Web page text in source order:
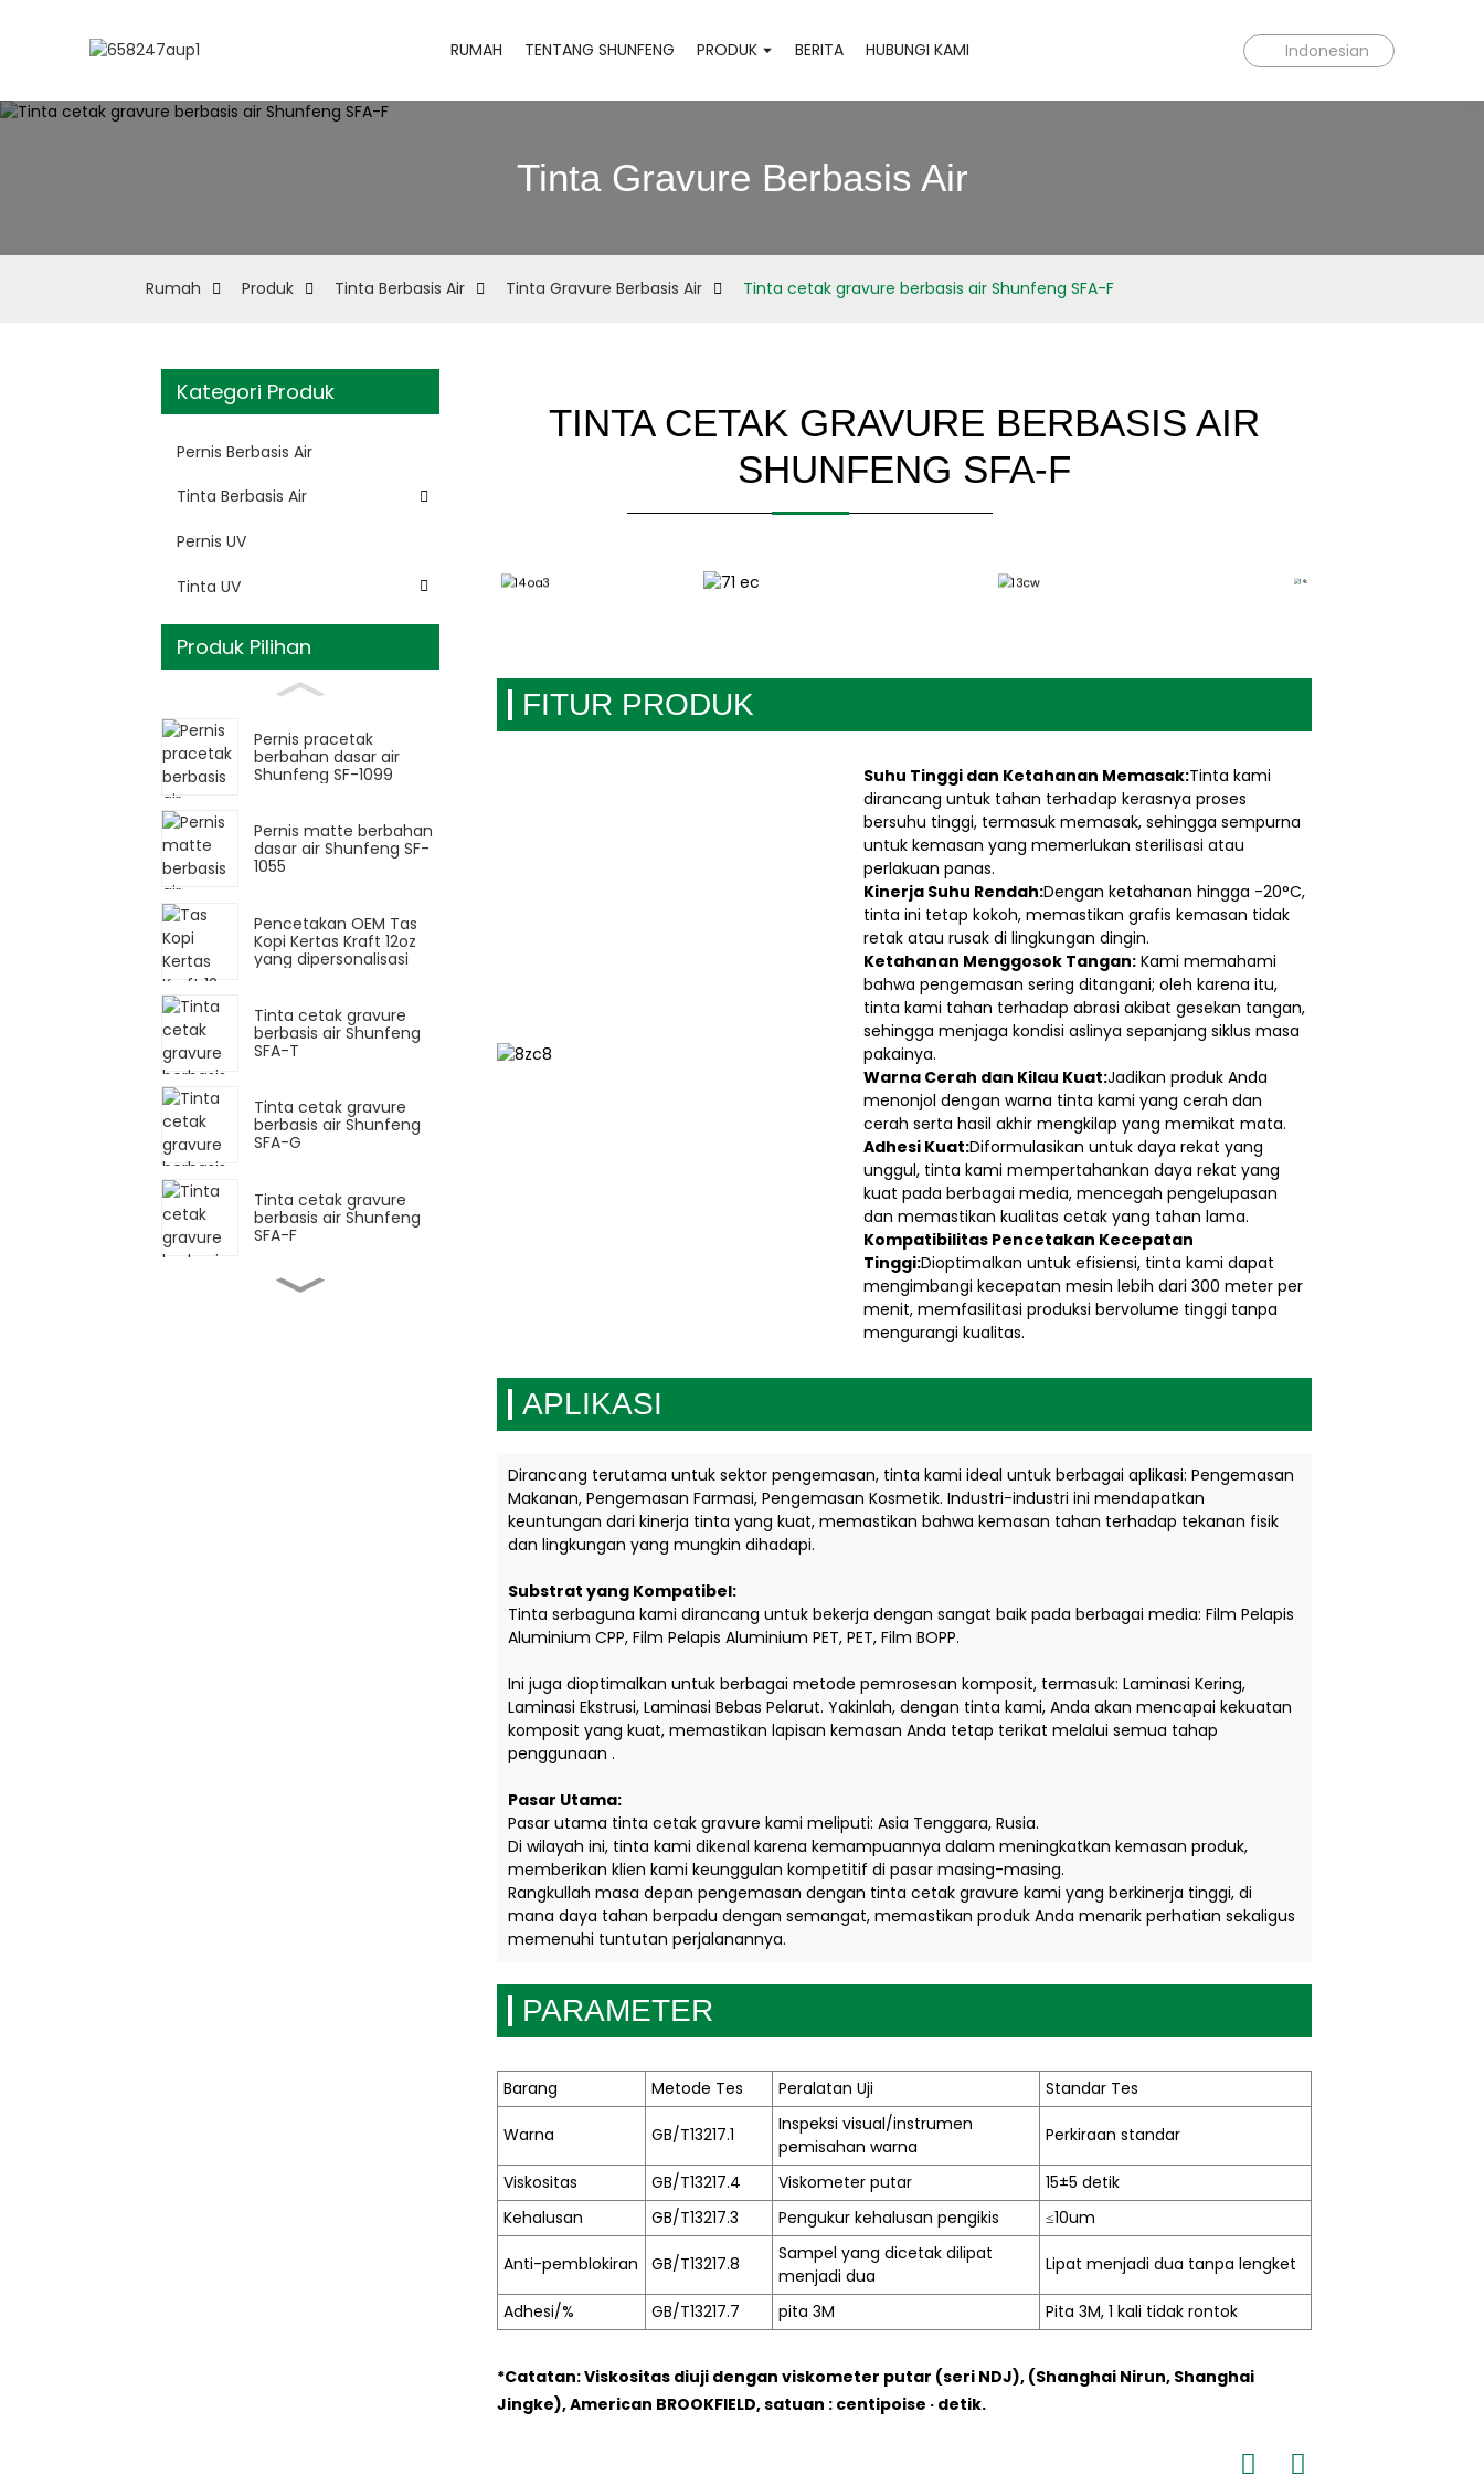
RUMAH TENTANG SHUNFENG PRODUK BERITA HUBUNGI KAMI Indonesian
Tinta Gravure Berbasis Air
Rumah Produk Tinta Berbasis Air Tinta Gravure Berbasis Air Tinta cetak gravure berbasis air Shunfeng SFA-F
Kategori Produk
Pernis Berbasis Air
Tinta Berbasis Air
Pernis UV
Tinta UV
Produk Pilihan
Pernis pracetak
berbahan dasar air
Shunfeng SF-1099
Pernis matte berbahan
dasar air Shunfeng SF-
1055
Pencetakan OEM Tas
Kopi Kertas Kraft 12oz
yang dipersonalisasi
Tinta cetak gravure
berbasis air Shunfeng
SFA-T
Tinta cetak gravure
berbasis air Shunfeng
SFA-G
Tinta cetak gravure
berbasis air Shunfeng
SFA-F
Shunfeng SFY Tinta
TINTA CETAK GRAVURE BERBASIS AIR
SHUNFENG SFA-F
FITUR PRODUK
Suhu Tinggi dan Ketahanan Memasak:Tinta kami
dirancang untuk tahan terhadap kerasnya proses
bersuhu tinggi, termasuk memasak, sehingga sempurna
untuk kemasan yang memerlukan sterilisasi atau
perlakuan panas.
Kinerja Suhu Rendah:Dengan ketahanan hingga -20°C,
tinta ini tetap kokoh, memastikan grafis kemasan tidak
retak atau rusak di lingkungan dingin.
Ketahanan Menggosok Tangan: Kami memahami
bahwa pengemasan sering ditangani; oleh karena itu,
tinta kami tahan terhadap abrasi akibat gesekan tangan,
sehingga menjaga kondisi aslinya sepanjang siklus masa
pakainya.
Warna Cerah dan Kilau Kuat:Jadikan produk Anda
menonjol dengan warna tinta kami yang cerah dan
cerah serta hasil akhir mengkilap yang memikat mata.
Adhesi Kuat:Diformulasikan untuk daya rekat yang
unggul, tinta kami mempertahankan daya rekat yang
kuat pada berbagai media, mencegah pengelupasan
dan memastikan kualitas cetak yang tahan lama.
Kompatibilitas Pencetakan Kecepatan
Tinggi:Dioptimalkan untuk efisiensi, tinta kami dapat
mengimbangi kecepatan mesin lebih dari 300 meter per
menit, memfasilitasi produksi bervolume tinggi tanpa
mengurangi kualitas.
APLIKASI
Dirancang terutama untuk sektor pengemasan, tinta kami ideal untuk berbagai aplikasi: Pengemasan
Makanan, Pengemasan Farmasi, Pengemasan Kosmetik. Industri-industri ini mendapatkan
keuntungan dari kinerja tinta yang kuat, memastikan bahwa kemasan tahan terhadap tekanan fisik
dan lingkungan yang mungkin dihadapi.
Substrat yang Kompatibel:
Tinta serbaguna kami dirancang untuk bekerja dengan sangat baik pada berbagai media: Film Pelapis
Aluminium CPP, Film Pelapis Aluminium PET, PET, Film BOPP.
Ini juga dioptimalkan untuk berbagai metode pemrosesan komposit, termasuk: Laminasi Kering,
Laminasi Ekstrusi, Laminasi Bebas Pelarut. Yakinlah, dengan tinta kami, Anda akan mencapai kekuatan
komposit yang kuat, memastikan lapisan kemasan Anda tetap terikat melalui semua tahap
penggunaan .
Pasar Utama:
Pasar utama tinta cetak gravure kami meliputi: Asia Tenggara, Rusia.
Di wilayah ini, tinta kami dikenal karena kemampuannya dalam meningkatkan kemasan produk,
memberikan klien kami keunggulan kompetitif di pasar masing-masing.
Rangkullah masa depan pengemasan dengan tinta cetak gravure kami yang berkinerja tinggi, di
mana daya tahan berpadu dengan semangat, memastikan produk Anda menarik perhatian sekaligus
memenuhi tuntutan perjalanannya.
PARAMETER
Barang Metode Tes Peralatan Uji Standar Tes
Warna GB/T13217.1
Inspeksi visual/instrumen
pemisahan warna
Perkiraan standar
Viskositas GB/T13217.4 Viskometer putar
15±5 detik
Kehalusan
GB/T13217.3 Pengukur kehalusan pengikis ≤10um
Anti-pemblokiran GB/T13217.8
Sampel yang dicetak dilipat
menjadi dua
Lipat menjadi dua tanpa lengket
Adhesi/% GB/T13217.7 pita 3M Pita 3M, 1 kali tidak rontok
*Catatan: Viskositas diuji dengan viskometer putar (seri NDJ), (Shanghai Nirun, Shanghai
Jingke), American BROOKFIELD, satuan : centipoise · detik.